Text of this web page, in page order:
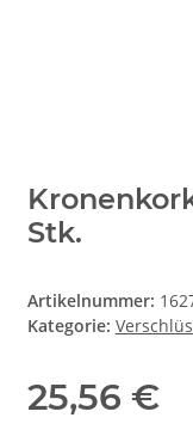
Stk.
Artikelnummer:
Kategorie:
25,56 €